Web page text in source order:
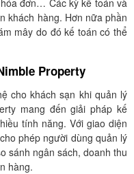
khách hàng. Hơn nữa phần
mây do đó kế toán có thể
Property
cho khách sạn khi quản lý
mang đến giải pháp kế
tính năng. Với giao diện
phép người dùng quản lý
sánh ngân sách, doanh thu
hàng.